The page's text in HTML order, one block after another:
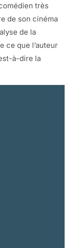
très
de son cinéma
de la
ce que l’auteur
à-dire la